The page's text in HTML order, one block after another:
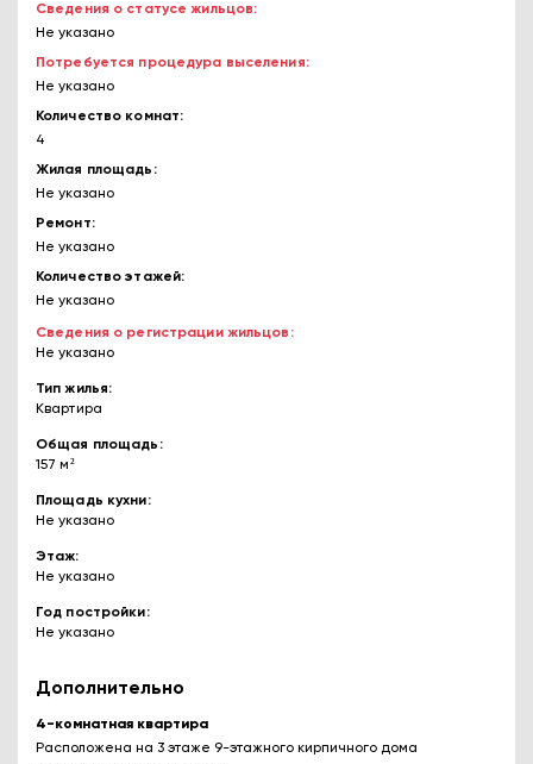
Сведения о статусе жильцов
Не указано
Потребуется процедура выселения
Не указано
Количество комнат
4
Жилая площадь
Не указано
Ремонт
Не указано
Количество этажей
Не указано
Сведения о регистрации жильцов
Не указано
Тип жилья
Квартира
Общая площадь
157 м²
Площадь кухни
Не указано
Этаж
Не указано
Год постройки
Не указано
Дополнительно
4-комнатная квартира
Расположена на 3 этаже 9-этажного кирпичного дома